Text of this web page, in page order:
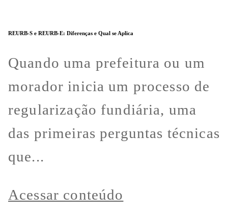
REURB-S e REURB-E: Diferenças e Qual se Aplica
Quando uma prefeitura ou um
morador inicia um processo de
regularização fundiária, uma
das primeiras perguntas técnicas
que...
Acessar conteúdo